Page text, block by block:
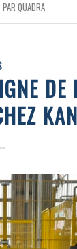
PAR QUADRA